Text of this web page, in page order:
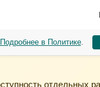
отдельных
Подробнее в Политике.